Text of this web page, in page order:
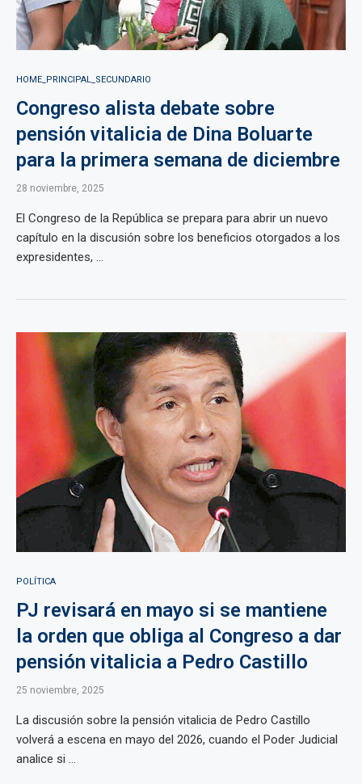
HOME_PRINCIPAL_SECUNDARIO
Congreso alista debate sobre
pensión vitalicia de Dina Boluarte
para la primera semana de diciembre
28 noviembre, 2025
El Congreso de la República se prepara para abrir un nuevo
capítulo en la discusión sobre los beneficios otorgados a los
expresidentes, ...
POLÍTICA
PJ revisará en mayo si se mantiene
la orden que obliga al Congreso a dar
pensión vitalicia a Pedro Castillo
25 noviembre, 2025
La discusión sobre la pensión vitalicia de Pedro Castillo
volverá a escena en mayo del 2026, cuando el Poder Judicial
analice si ...